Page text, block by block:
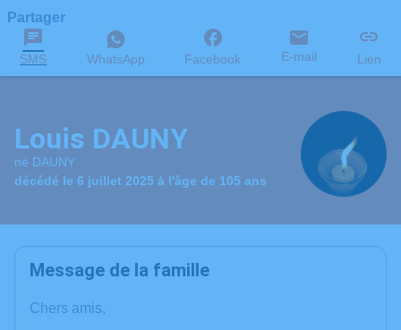
Partager
SMS WhatsApp Facebook E-mail Lien
Louis DAUNY
né DAUNY
décédé le 6 juillet 2025 à l'âge de 105 ans
Message de la famille
Chers amis,